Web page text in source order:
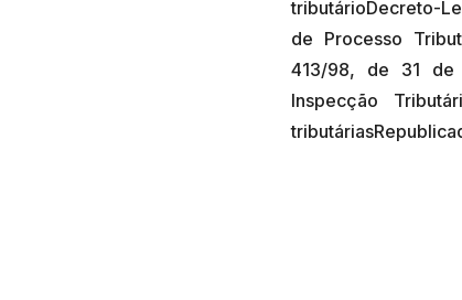
tributárioDecreto-
de Processo
413/98, de 31 de
Inspecção